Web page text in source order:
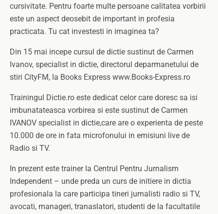
cursivitate. Pentru foarte multe persoane calitatea vorbirii
este un aspect deosebit de important in profesia
practicata. Tu cat investesti in imaginea ta?
Din 15 mai incepe cursul de dictie sustinut de Carmen
Ivanov, specialist in dictie, directorul deparmanetului de
stiri CityFM, la Books Express www.Books-Express.ro
Trainingul Dictie.ro este dedicat celor care doresc sa isi
imbunatateasca vorbirea si este sustinut de Carmen
IVANOV specialist in dictie,care are o experienta de peste
10.000 de ore in fata microfonului in emisiuni live de
Radio si TV.
In prezent este trainer la Centrul Pentru Jurnalism
Independent – unde preda un curs de initiere in dictia
profesionala la care participa tineri jurnalisti radio si TV,
avocati, manageri, tranaslatori, studenti de la facultatile